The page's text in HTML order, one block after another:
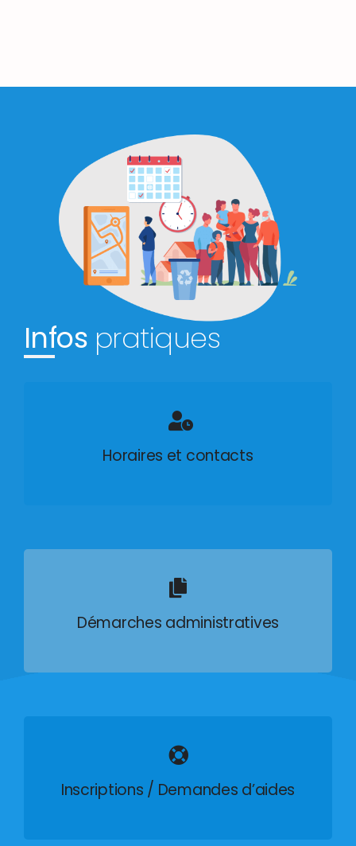
Infos pratiques
Horaires et contacts
Démarches administratives
Inscriptions / Demandes d’aides